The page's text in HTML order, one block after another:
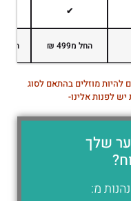
✔
החל מ499 ₪ החל
להיות מוזלים בהתאם לסוג
לפנות אלינו-
שלך
מ: